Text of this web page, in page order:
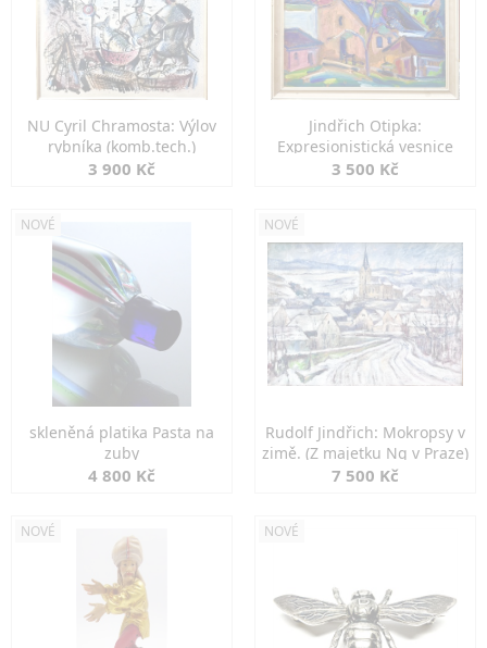
NU Cyril Chramosta: Výlov
rybníka (komb.tech.)
3 900 Kč
Jindřich Otipka:
Expresionistická vesnice
3 500 Kč
NOVÉ
skleněná platika Pasta na
zuby
4 800 Kč
NOVÉ
Rudolf Jindřich: Mokropsy v
zimě. (Z majetku Ng v Praze)
7 500 Kč
NOVÉ NOVÉ